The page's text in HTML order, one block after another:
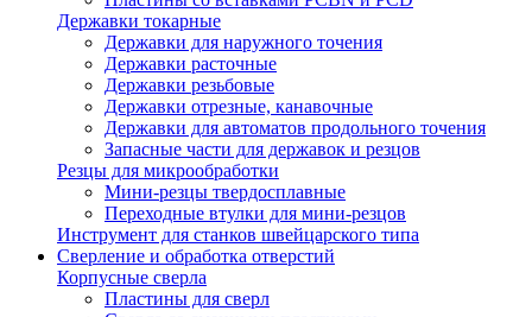
Державки токарные
Державки для наружного точения
Державки расточные
Державки резьбовые
Державки отрезные, канавочные
Державки для автоматов продольного точения
Запасные части для державок и резцов
Резцы для микрообработки
Мини-резцы твердосплавные
Переходные втулки для мини-резцов
Инструмент для станков швейцарского типа
Сверление и обработка отверстий
Корпусные сверла
Пластины для сверл